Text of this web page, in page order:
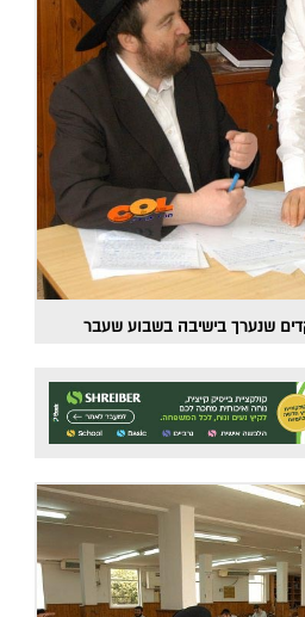
שנערך בישיבה בשבוע שעבר